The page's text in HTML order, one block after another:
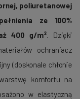
poliuretanowej
ze 100%
400 g/m² . Dzięki
ochraniacz
(doskonale chłonie
komfortu na
w elastyczną